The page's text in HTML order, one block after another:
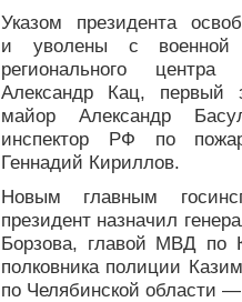
Указом президента
и уволены с военной
регионального
Александр Кац, первый
майор Александр
инспектор РФ по
Геннадий Кириллов.
Новым главным
президент назначил
Борзова, главой МВД по
полковника полиции
по Челябинской области